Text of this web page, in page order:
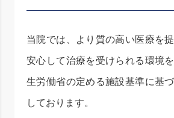
当院では、より質の高い医療を
安心して治療を受けられる環境
生労働省の定める施設基準に基
しております。